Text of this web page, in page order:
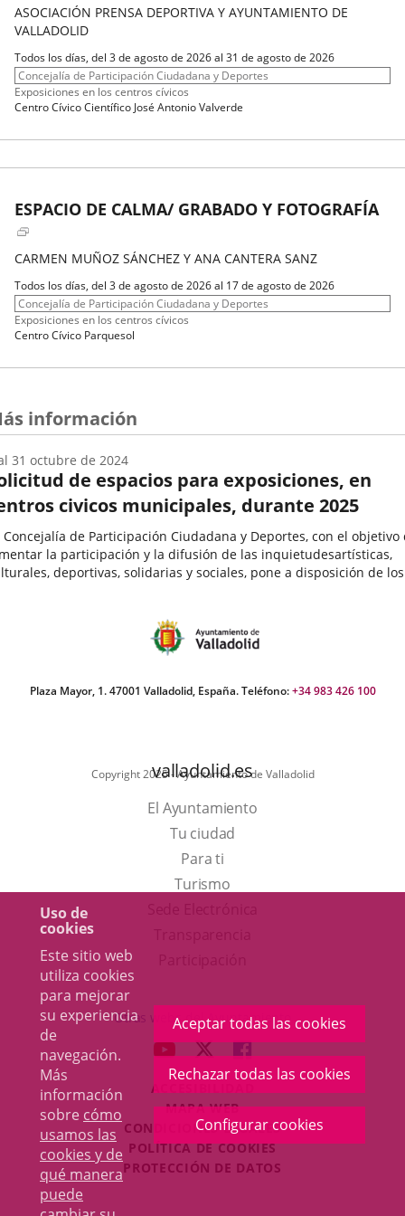
Uso de
cookies
Este sitio web
utiliza cookies
para mejorar
su experiencia
de
navegación.
Más
información
sobre cómo
usamos las
cookies y de
qué manera
puede
Aceptar todas las cookies
Rechazar todas las cookies
Configurar cookies
ASOCIACIÓN PRENSA DEPORTIVA Y AYUNTAMIENTO DE
VALLADOLID
Fechas
del
evento
Todos los días, del 3 de agosto de 2026 al 31 de agosto de 2026
Organizador
de
actividad
Concejalía de Participación Ciudadana y Deportes
Programa
Exposiciones en los centros cívicos
Espacio
Centro Cívico Científico José Antonio Valverde
ESPACIO DE CALMA/ GRABADO Y FOTOGRAFÍA
CARMEN MUÑOZ SÁNCHEZ Y ANA CANTERA SANZ
Fechas
del
evento
Todos los días, del 3 de agosto de 2026 al 17 de agosto de 2026
Organizador
de
actividad
Concejalía de Participación Ciudadana y Deportes
Programa
Exposiciones en los centros cívicos
Espacio
Centro Cívico Parquesol
información
de espacios para exposiciones, en
civicos municipales, durante 2025
Concejalía de Participación Ciudadana y Deportes, con el objetivo
la participación y la difusión de las inquietudesartísticas,
deportivas, solidarias y sociales, pone a disposición de los
31 octubre de 2024
Plaza Mayor, 1. 47001 Valladolid, España. Teléfono:+34 983 426 100
Copyright 2025 - Ayuntamiento de Valladolid
valladolid.es
El Ayuntamiento
Tu ciudad
Para ti
TurismoEste
una
ventana
nueva.
externa.
Otras webs del Ayuntamiento
ENLACE
A
UNA
APLICACIÓN
EXTERNA.
ENLACE
A
UNA
APLICACIÓN
EXTERNA.
ENLACE
A
UNA
APLICACIÓN
EXTERNA.
ACCESIBILIDAD
MAPA WEB
CONDICIONES LEGALES
POLÍTICA DE COOKIES
PROTECCIÓN DE DATOS